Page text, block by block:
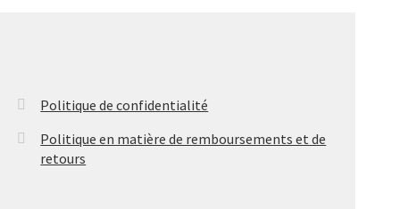
page
produit
Politique de confidentialité
Politique en matière de remboursements et de
retours